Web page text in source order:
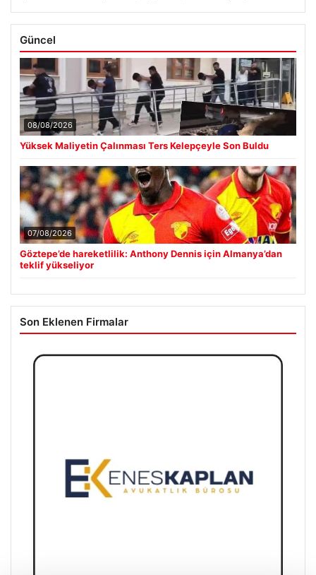
Güncel
08/08/2026
Yüksek Maliyetin Çalınması Ters Kelepçeyle Son Buldu
07/08/2026
Göztepe’de hareketlilik: Anthony Dennis için Almanya’dan
teklif yükseliyor
Son Eklenen Firmalar